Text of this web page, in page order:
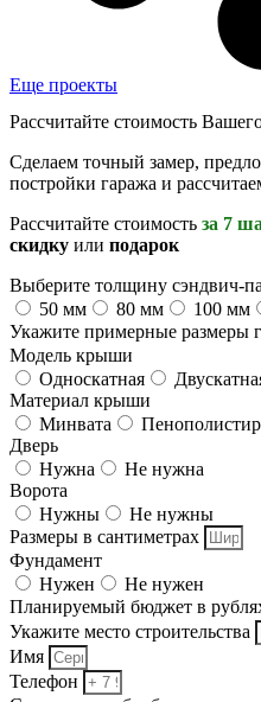
Еще проекты
Рассчитайте стоимость
Сделаем точный замер,
постройки гаража и
Рассчитайте стоимость за 7
скидку или подарок
Выберите толщину сэндвич-
50 мм
80 мм 100 мм
Укажите примерные размеры
Модель крыши
Односкатная
Материал крыши
Минвата
Дверь
Нужна
Не нужна
Ворота
Нужны
Не нужны
Размеры в сантиметрах
Фундамент
Нужен
Не нужен
Планируемый бюджет в
Укажите место строительства
Имя
Телефон